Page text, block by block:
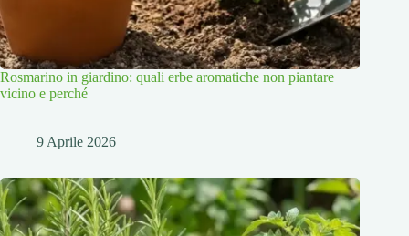
Rosmarino in giardino: quali erbe aromatiche non piantare
vicino e perché
9 Aprile 2026